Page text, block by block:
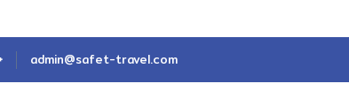
admin@safet-travel.com